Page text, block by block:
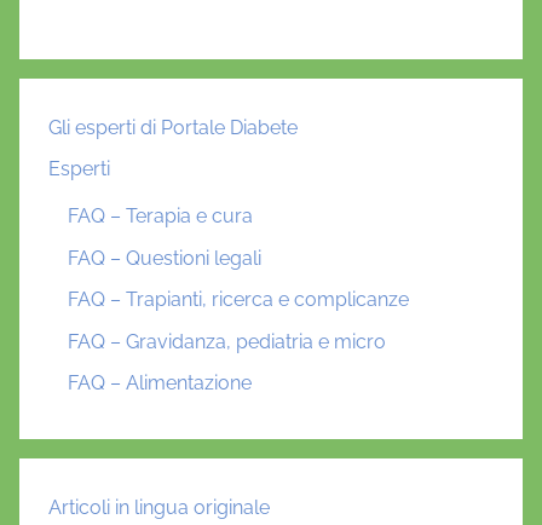
Gli esperti di Portale Diabete
Esperti
FAQ – Terapia e cura
FAQ – Questioni legali
FAQ – Trapianti, ricerca e complicanze
FAQ – Gravidanza, pediatria e micro
FAQ – Alimentazione
Articoli in lingua originale